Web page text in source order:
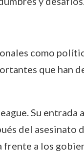
como
que han
Su entrada
del asesinato
frente a los